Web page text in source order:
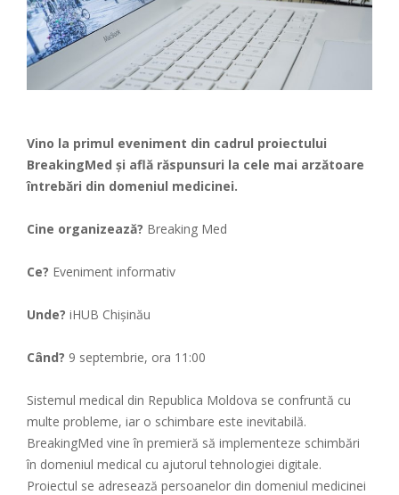
Vino la primul eveniment din cadrul proiectului
BreakingMed şi află răspunsuri la cele mai arzătoare
întrebări din domeniul medicinei.
Cine organizează? Breaking Med
Ce? Eveniment informativ
Unde? iHUB Chişinău
Când? 9 septembrie, ora 11:00
Sistemul medical din Republica Moldova se confruntă cu
multe probleme, iar o schimbare este inevitabilă.
BreakingMed vine în premieră să implementeze schimbări
în domeniul medical cu ajutorul tehnologiei digitale.
Proiectul se adresează persoanelor din domeniul medicinei